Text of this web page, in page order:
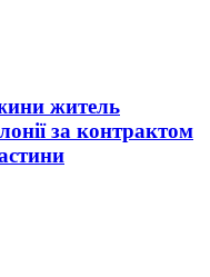
житель
за контрактом